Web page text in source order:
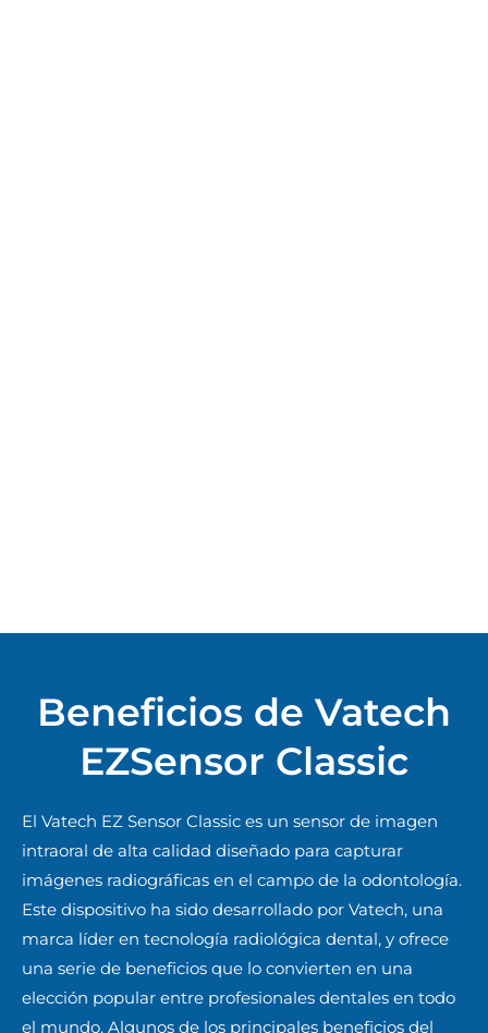
Beneficios de Vatech
EZSensor Classic
El Vatech EZ Sensor Classic es un sensor de imagen
intraoral de alta calidad diseñado para capturar
imágenes radiográficas en el campo de la odontología.
Este dispositivo ha sido desarrollado por Vatech, una
marca líder en tecnología radiológica dental, y ofrece
una serie de beneficios que lo convierten en una
elección popular entre profesionales dentales en todo
el mundo. Algunos de los principales beneficios del